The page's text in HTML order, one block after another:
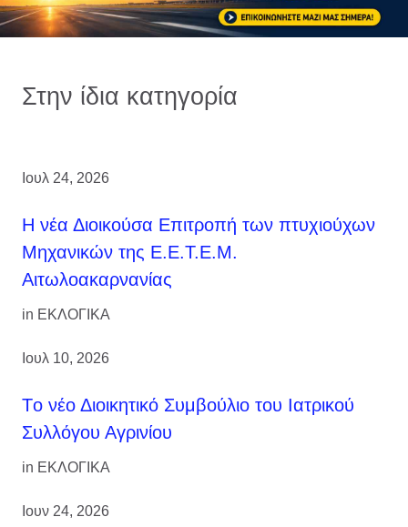
Στην ίδια κατηγορία
Ιουλ 24, 2026
H νέα Διοικούσα Επιτροπή των πτυχιούχων
Μηχανικών της Ε.Ε.Τ.Ε.Μ.
Αιτωλοακαρνανίας
in ΕΚΛΟΓΙΚΑ
Ιουλ 10, 2026
Tο νέο Διοικητικό Συμβούλιο του Ιατρικού
Συλλόγου Αγρινίου
in ΕΚΛΟΓΙΚΑ
Ιουν 24, 2026